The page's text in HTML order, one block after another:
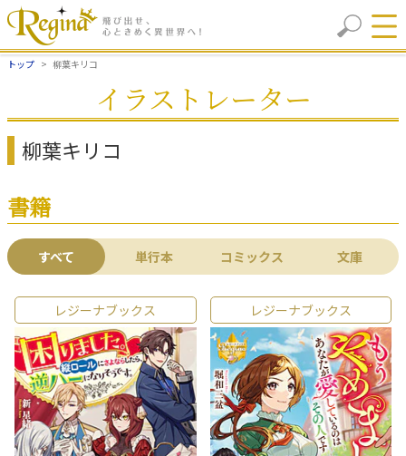
トップ 柳葉キリコ
イラストレーター
柳葉キリコ
書籍
すべて 単行本 コミックス 文庫
レジーナブックス レジーナブックス